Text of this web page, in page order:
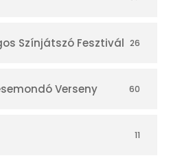
Színjátszó Fesztivál 26
Verseny 60
11